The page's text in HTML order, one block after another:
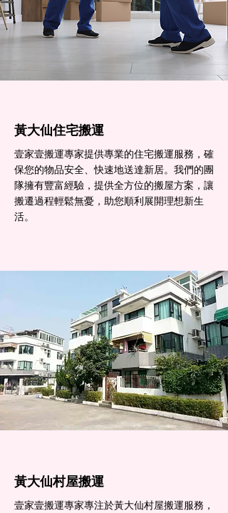
黃大仙住宅搬運
壹家壹搬運專家提供專業的住宅搬運服務，確
保您的物品安全、快速地送達新居。我們的團
隊擁有豐富經驗，提供全方位的搬屋方案，讓
搬遷過程輕鬆無憂，助您順利展開理想新生
活。
黃大仙村屋搬運
壹家壹搬運專家專注於黃大仙村屋搬運服務，